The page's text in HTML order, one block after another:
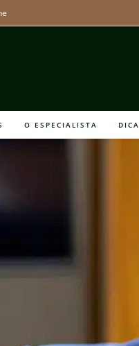
O ESPECIALISTA